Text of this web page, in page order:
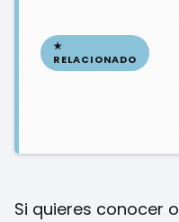
Si quieres conocer